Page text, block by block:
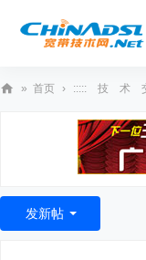
术
» 首页 › ::::: 技 术
发新帖